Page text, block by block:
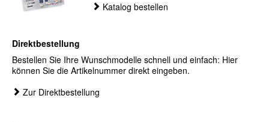
Katalog bestellen
Direktbestellung
Bestellen Sie Ihre Wunschmodelle schnell und einfach: Hier
können Sie die Artikelnummer direkt eingeben.
Zur Direktbestellung